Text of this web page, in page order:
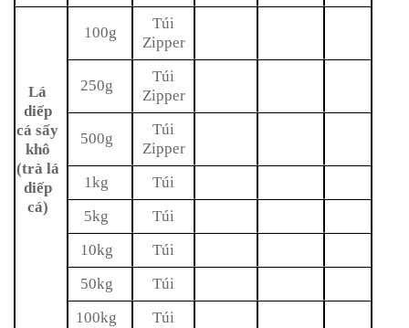
Lá
diếp
cá sấy
khô
(trà lá
diếp
cá)
100g
Túi
Zipper
250g
Túi
Zipper
500g
Túi
Zipper
1kg
Túi
5kg
Túi
10kg
Túi
50kg
Túi
100kg
Túi